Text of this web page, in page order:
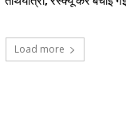
Load more